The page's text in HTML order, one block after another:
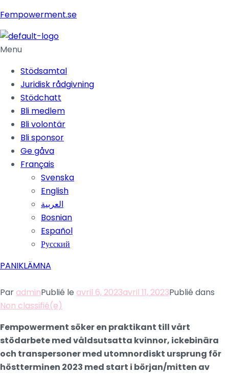
Fempowerment.se
Menu
Stödsamtal
Juridisk rådgivning
Stödchatt
Bli medlem
Bli volontär
Bli sponsor
Ge gåva
Français
Svenska
English
العربية
Bosnian
Español
Русский
PANIKLÄMNA
Par adminPublié le avril 6, 2023avril 11, 2023Publié dans
Non classifié(e)
Fempowerment söker en praktikant till vårt
stödarbete med våldsutsatta kvinnor, ickebinära
och transpersoner med utomnordiskt ursprung för
höstterminen 2023 med start i början/mitten av